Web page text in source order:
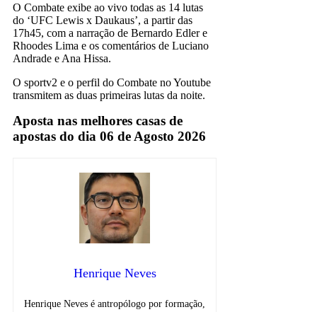
O Combate exibe ao vivo todas as 14 lutas
do ‘UFC Lewis x Daukaus’, a partir das
17h45, com a narração de Bernardo Edler e
Rhoodes Lima e os comentários de Luciano
Andrade e Ana Hissa.
O sportv2 e o perfil do Combate no Youtube
transmitem as duas primeiras lutas da noite.
Aposta nas melhores casas de
apostas do dia 06 de Agosto 2026
Henrique Neves
Henrique Neves é antropólogo por formação,